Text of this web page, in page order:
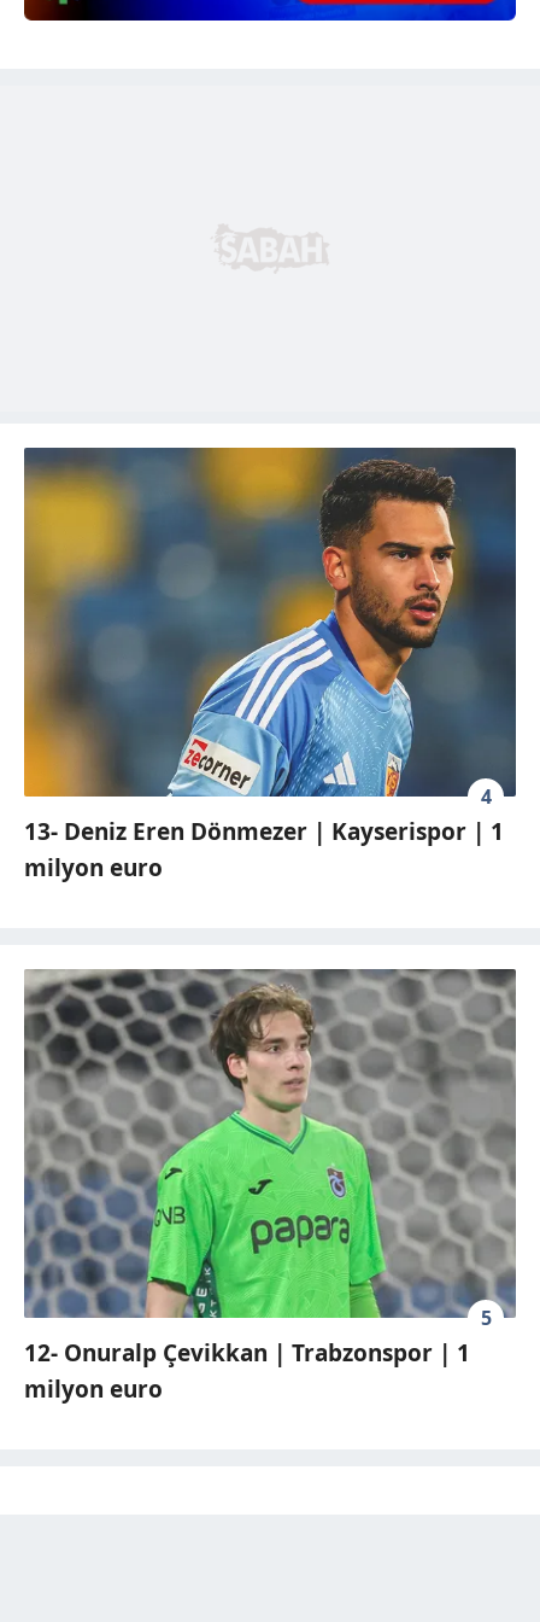
için Ayarlar butonuna tıklayabilir,Çerez Bilgilendirme
4
13- Deniz Eren Dönmezer | Kayserispor | 1
milyon euro
5
12- Onuralp Çevikkan | Trabzonspor | 1
milyon euro